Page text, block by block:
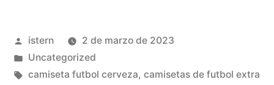
line
gratis»
Publicado
por
istern
2 de marzo de 2023
Publicado
en
Uncategorized
Etiquetas:
camiseta futbol cerveza, camisetas de futbol extra